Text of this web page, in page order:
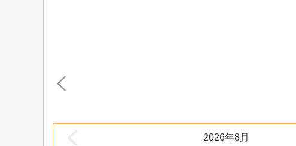
2026年8月